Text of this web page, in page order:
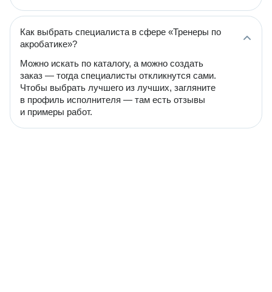
Как выбрать специалиста в сфере «Тренеры по
акробатике»?
Можно искать по каталогу, а можно создать
заказ — тогда специалисты откликнутся сами.
Чтобы выбрать лучшего из лучших, загляните
в профиль исполнителя — там есть отзывы
и примеры работ.